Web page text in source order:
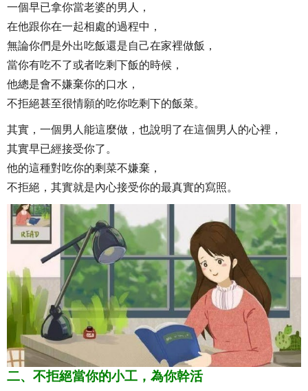
一個早已拿你當老婆的男人，
在他跟你在一起相處的過程中，
無論你們是外出吃飯還是自己在家裡做飯，
當你有吃不了或者吃剩下飯的時候，
他總是會不嫌棄你的口水，
不拒絕甚至很情願的吃你吃剩下的飯菜。
其實，一個男人能這麼做，也說明了在這個男人的心裡，
其實早已經接受你了。
他的這種對吃你的剩菜不嫌棄，
不拒絕，其實就是內心接受你的最真實的寫照。
二、不拒絕當你的小工，為你幹活